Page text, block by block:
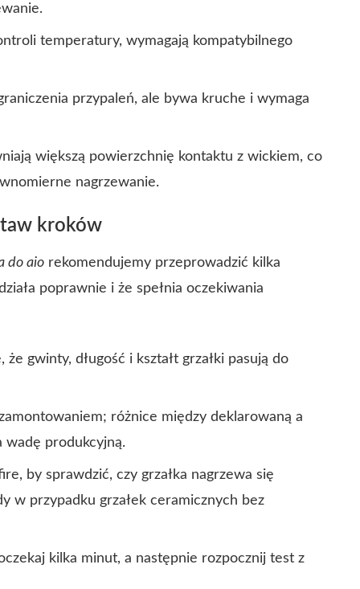
temperatury, wymagają kompatybilnego
przypaleń, ale bywa kruche i wymaga
większą powierzchnię kontaktu z wickiem, co
nagrzewanie.
kroków
do aio rekomendujemy przeprowadzić kilka
poprawnie i że spełnia oczekiwania
że gwinty, długość i kształt grzałki pasują do
różnice między deklarowaną a
wadę produkcyjną.
by sprawdzić, czy grzałka nagrzewa się
w przypadku grzałek ceramicznych bez
kilka minut, a następnie rozpocznij test z